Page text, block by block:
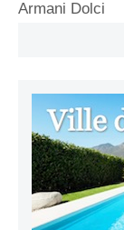
Armani Dolci